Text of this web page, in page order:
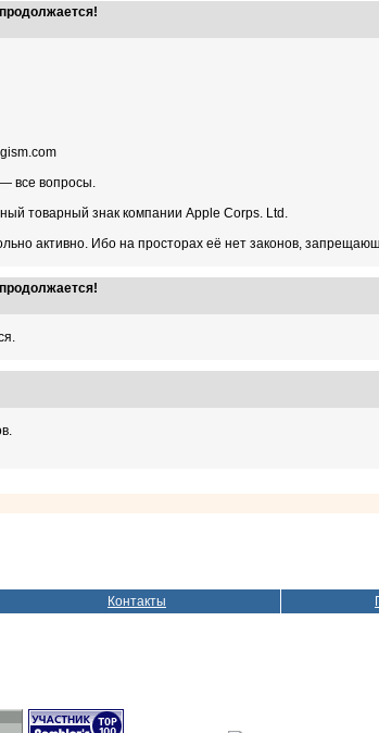
все вопросы.
товарный знак компании Apple Corps. Ltd.
активно. Ибо на просторах её нет законов,
Контакты